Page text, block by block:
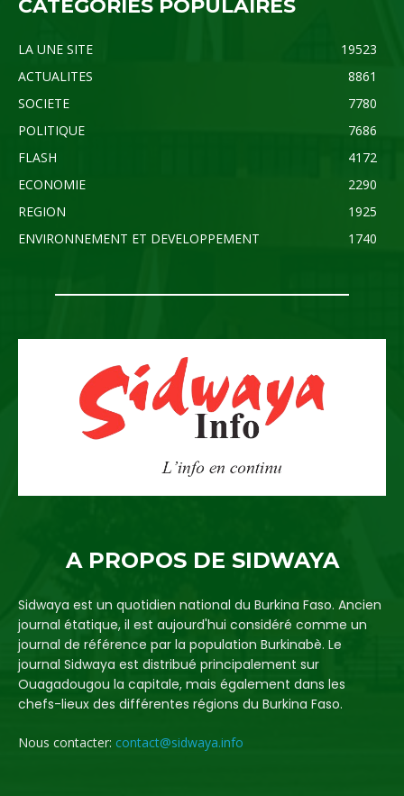
CATÉGORIES POPULAIRES
LA UNE SITE
19523
ACTUALITES
8861
SOCIETE
7780
POLITIQUE
7686
FLASH
4172
ECONOMIE
2290
REGION
1925
ENVIRONNEMENT ET DEVELOPPEMENT
1740
A PROPOS DE SIDWAYA
Sidwaya est un quotidien national du Burkina Faso. Ancien
journal étatique, il est aujourd'hui considéré comme un
journal de référence par la population Burkinabè. Le
journal Sidwaya est distribué principalement sur
Ouagadougou la capitale, mais également dans les
chefs-lieux des différentes régions du Burkina Faso.
Nous contacter: contact@sidwaya.info